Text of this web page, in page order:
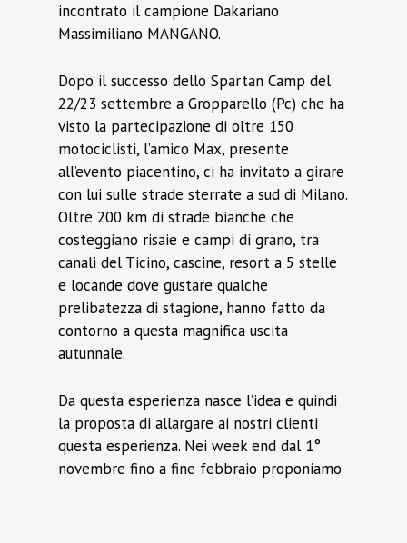
incontrato il campione Dakariano
Massimiliano MANGANO.
Dopo il successo dello Spartan Camp del
22/23 settembre a Gropparello (Pc) che ha
visto la partecipazione di oltre 150
motociclisti, l’amico Max, presente
all’evento piacentino, ci ha invitato a girare
con lui sulle strade sterrate a sud di Milano.
Oltre 200 km di strade bianche che
costeggiano risaie e campi di grano, tra
canali del Ticino, cascine, resort a 5 stelle
e locande dove gustare qualche
prelibatezza di stagione, hanno fatto da
contorno a questa magnifica uscita
autunnale.
Da questa esperienza nasce l’idea e quindi
la proposta di allargare ai nostri clienti
questa esperienza. Nei week end dal 1°
novembre fino a fine febbraio proponiamo